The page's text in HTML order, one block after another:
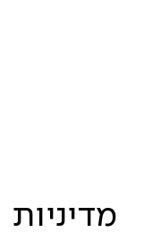
מדיניות